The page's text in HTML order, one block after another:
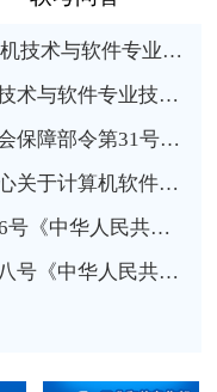
国人部发〔2003〕39号：计算机技术与软件专业技术资格（水平）考试暂行规定和实施办法
国家职业资格目录（含计算机技术与软件专业技术资格）
中华人民共和国人力资源和社会保障部令第31号《专业技术人员资格考试违纪违规行为处理规定》
工业和信息化部教育与考试中心关于计算机软件专业技术资格考试等三项考试考务费标准的通知
中华人民共和国国务院令第646号《中华人民共和国保守国家秘密法实施条例》
中华人民共和国主席令第二十八号《中华人民共和国保守国家秘密法》